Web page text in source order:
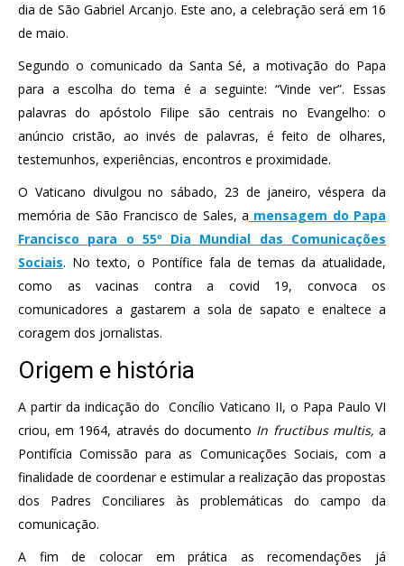
dia de São Gabriel Arcanjo. Este ano, a celebração será em 16
de maio.
Segundo o comunicado da Santa Sé, a motivação do Papa
para a escolha do tema é a seguinte: “Vinde ver”. Essas
palavras do apóstolo Filipe são centrais no Evangelho: o
anúncio cristão, ao invés de palavras, é feito de olhares,
testemunhos, experiências, encontros e proximidade.
O Vaticano divulgou no sábado, 23 de janeiro, véspera da
memória de São Francisco de Sales, a mensagem do Papa
Francisco para o 55º Dia Mundial das Comunicações
Sociais. No texto, o Pontífice fala de temas da atualidade,
como as vacinas contra a covid 19, convoca os
comunicadores a gastarem a sola de sapato e enaltece a
coragem dos jornalistas.
Origem e história
A partir da indicação do Concílio Vaticano II, o Papa Paulo VI
criou, em 1964, através do documento In fructibus multis, a
Pontifícia Comissão para as Comunicações Sociais, com a
finalidade de coordenar e estimular a realização das propostas
dos Padres Conciliares às problemáticas do campo da
comunicação.
A fim de colocar em prática as recomendações já